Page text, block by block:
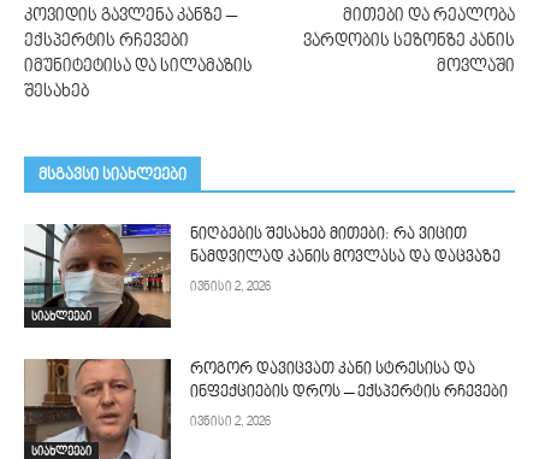
კოვიდის გავლენა კანზე –
ექსპერტის რჩევები
იმუნიტეტისა და სილამაზის
შესახებ
მითები და რეალობა
ვარდობის სეზონზე კანის
მოვლაში
მსგავსი სიახლეები
სიახლეები
ნიღბების შესახებ მითები: რა ვიცით
ნამდვილად კანის მოვლასა და დაცვაზე
ივნისი 2, 2026
სიახლეები
როგორ დავიცვათ კანი სტრესისა და
ინფექციების დროს – ექსპერტის რჩევები
ივნისი 2, 2026